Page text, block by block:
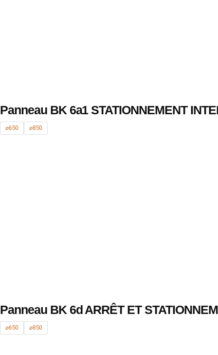
Panneau BK 6a1 STATIONNEMENT
⌀650 ⌀850
Panneau BK 6d ARRÊT ET
⌀650 ⌀850